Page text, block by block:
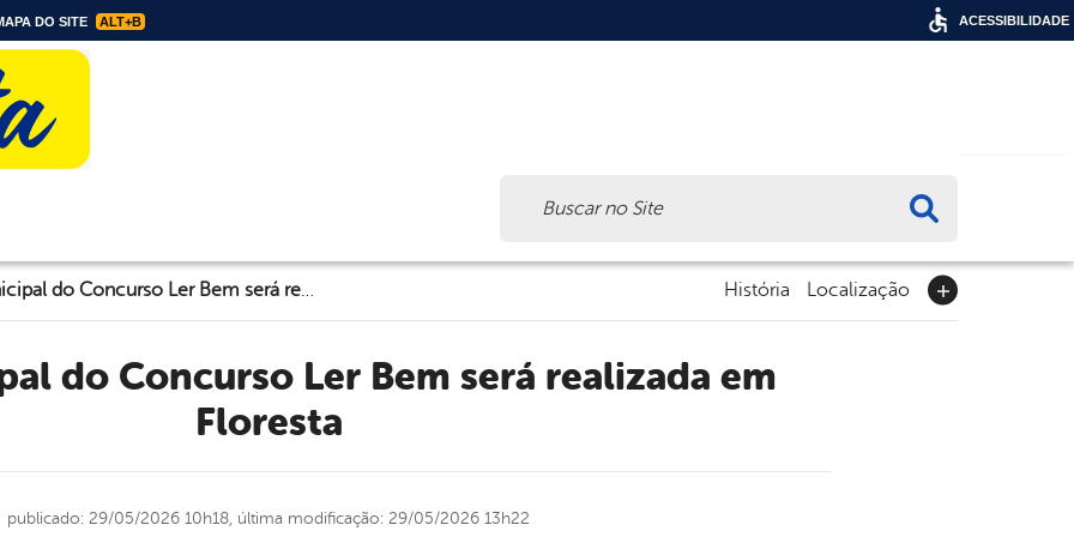
DO SITE ALT+B
Etapa municipal do Concurso Ler Bem será realizada em Floresta História Localização
Floresta
publicado: 29/05/2026 10h18, última modificação: 29/05/2026 13h22
ACESSIBILIDADE